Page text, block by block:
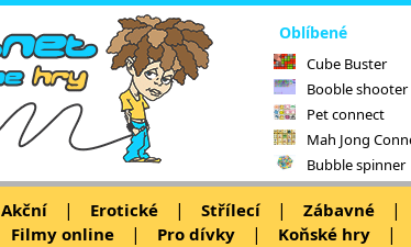
Oblíbené
Cube Buster
Booble shooter
Pet connect
Mah Jong
Bubble spinner
Akční | Erotické | Střílecí | Zábavné |
Filmy online | Pro dívky | Koňské hry |